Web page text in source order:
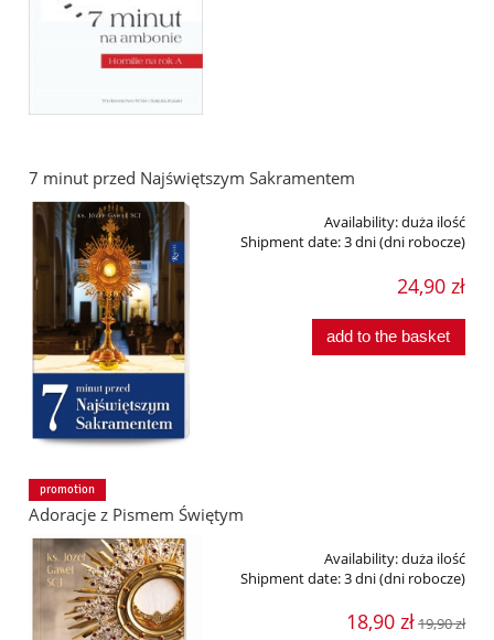
7 minut przed Najświętszym Sakramentem
Availability:duża ilość
Shipment date:3 dni (dni robocze)
24,90 zł
add to the basket
Adoracje z Pismem Świętym
Availability:duża ilość
Shipment date:3 dni (dni robocze)
18,90 zł19,90 zł
promotion